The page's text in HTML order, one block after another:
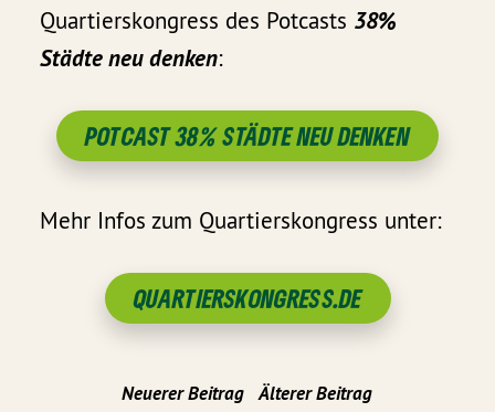
Quartierskongress des Potcasts 38%
Städte neu denken:
POTCAST 38% STÄDTE NEU DENKEN
Mehr Infos zum Quartierskongress unter:
QUARTIERSKONGRESS.DE
Neuerer Beitrag Älterer Beitrag